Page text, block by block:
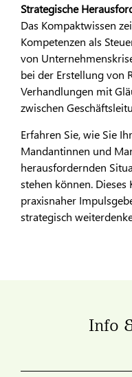
Strategische
Das Kompaktwissen
Kompetenzen als
von
bei der Erstellung von
Verhandlungen mit
zwischen
Erfahren Sie, wie Sie
Mandantinnen und
herausfordernden
stehen können.
praxisnaher
strategisch
Info